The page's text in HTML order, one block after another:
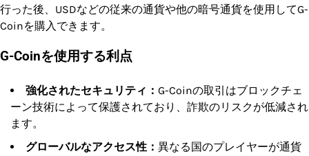
行った後、USDなどの従来の通貨や他の暗号通貨を使用してG-
Coinを購入できます。
G-Coinを使用する利点
強化されたセキュリティ： G-Coinの取引はブロックチェ
ーン技術によって保護されており、詐欺のリスクが低減され
ます。
グローバルなアクセス性： 異なる国のプレイヤーが通貨